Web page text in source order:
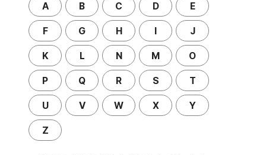
A B C D E
F G H I J
K L N M O
P Q R S T
U V W X Y
Z